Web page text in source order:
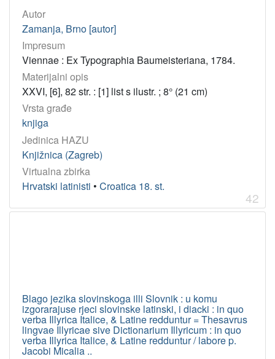
Autor
Zamanja, Brno [autor]
Impresum
Viennae : Ex Typographia Baumeisteriana, 1784.
Materijalni opis
XXVI, [6], 82 str. : [1] list s ilustr. ; 8° (21 cm)
Vrsta građe
knjiga
Jedinica HAZU
Knjižnica (Zagreb)
Virtualna zbirka
Hrvatski latinisti • Croatica 18. st.
42
Blago jezika slovinskoga illi Slovnik : u komu
izgorarajuse rjeci slovinske latinski, i diacki : in quo
verba Illyrica Italice, & Latine redduntur = Thesavrus
lingvae Illyricae sive Dictionarium Illyricum : in quo
verba Illyrica Italice, & Latine redduntur / labore p.
Jacobi Micalia ..